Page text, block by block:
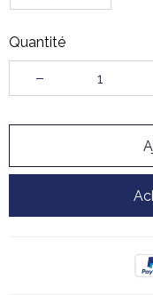
Quantité